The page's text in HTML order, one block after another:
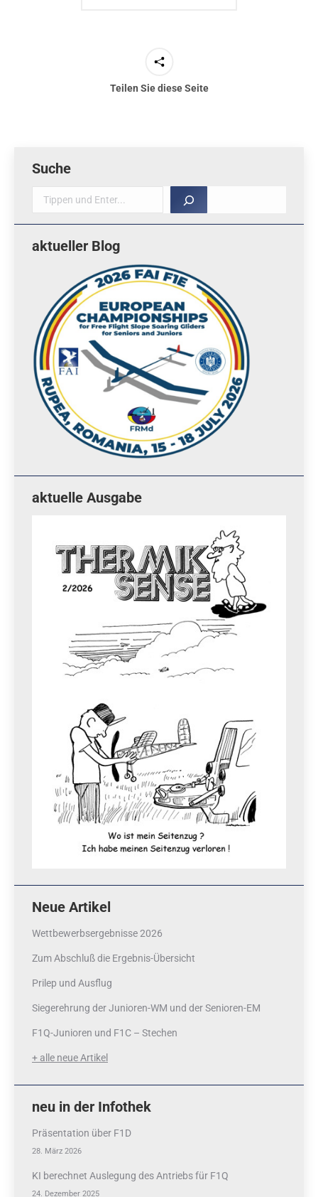
Teilen Sie diese Seite
Suche
Suche
aktueller Blog
aktuelle Ausgabe
Neue Artikel
Wettbewerbsergebnisse 2026
Zum Abschluß die Ergebnis-Übersicht
Prilep und Ausflug
Siegerehrung der Junioren-WM und der Senioren-EM
F1Q-Junioren und F1C – Stechen
+ alle neue Artikel
neu in der Infothek
Präsentation über F1D
28. März 2026
KI berechnet Auslegung des Antriebs für F1Q
24. Dezember 2025